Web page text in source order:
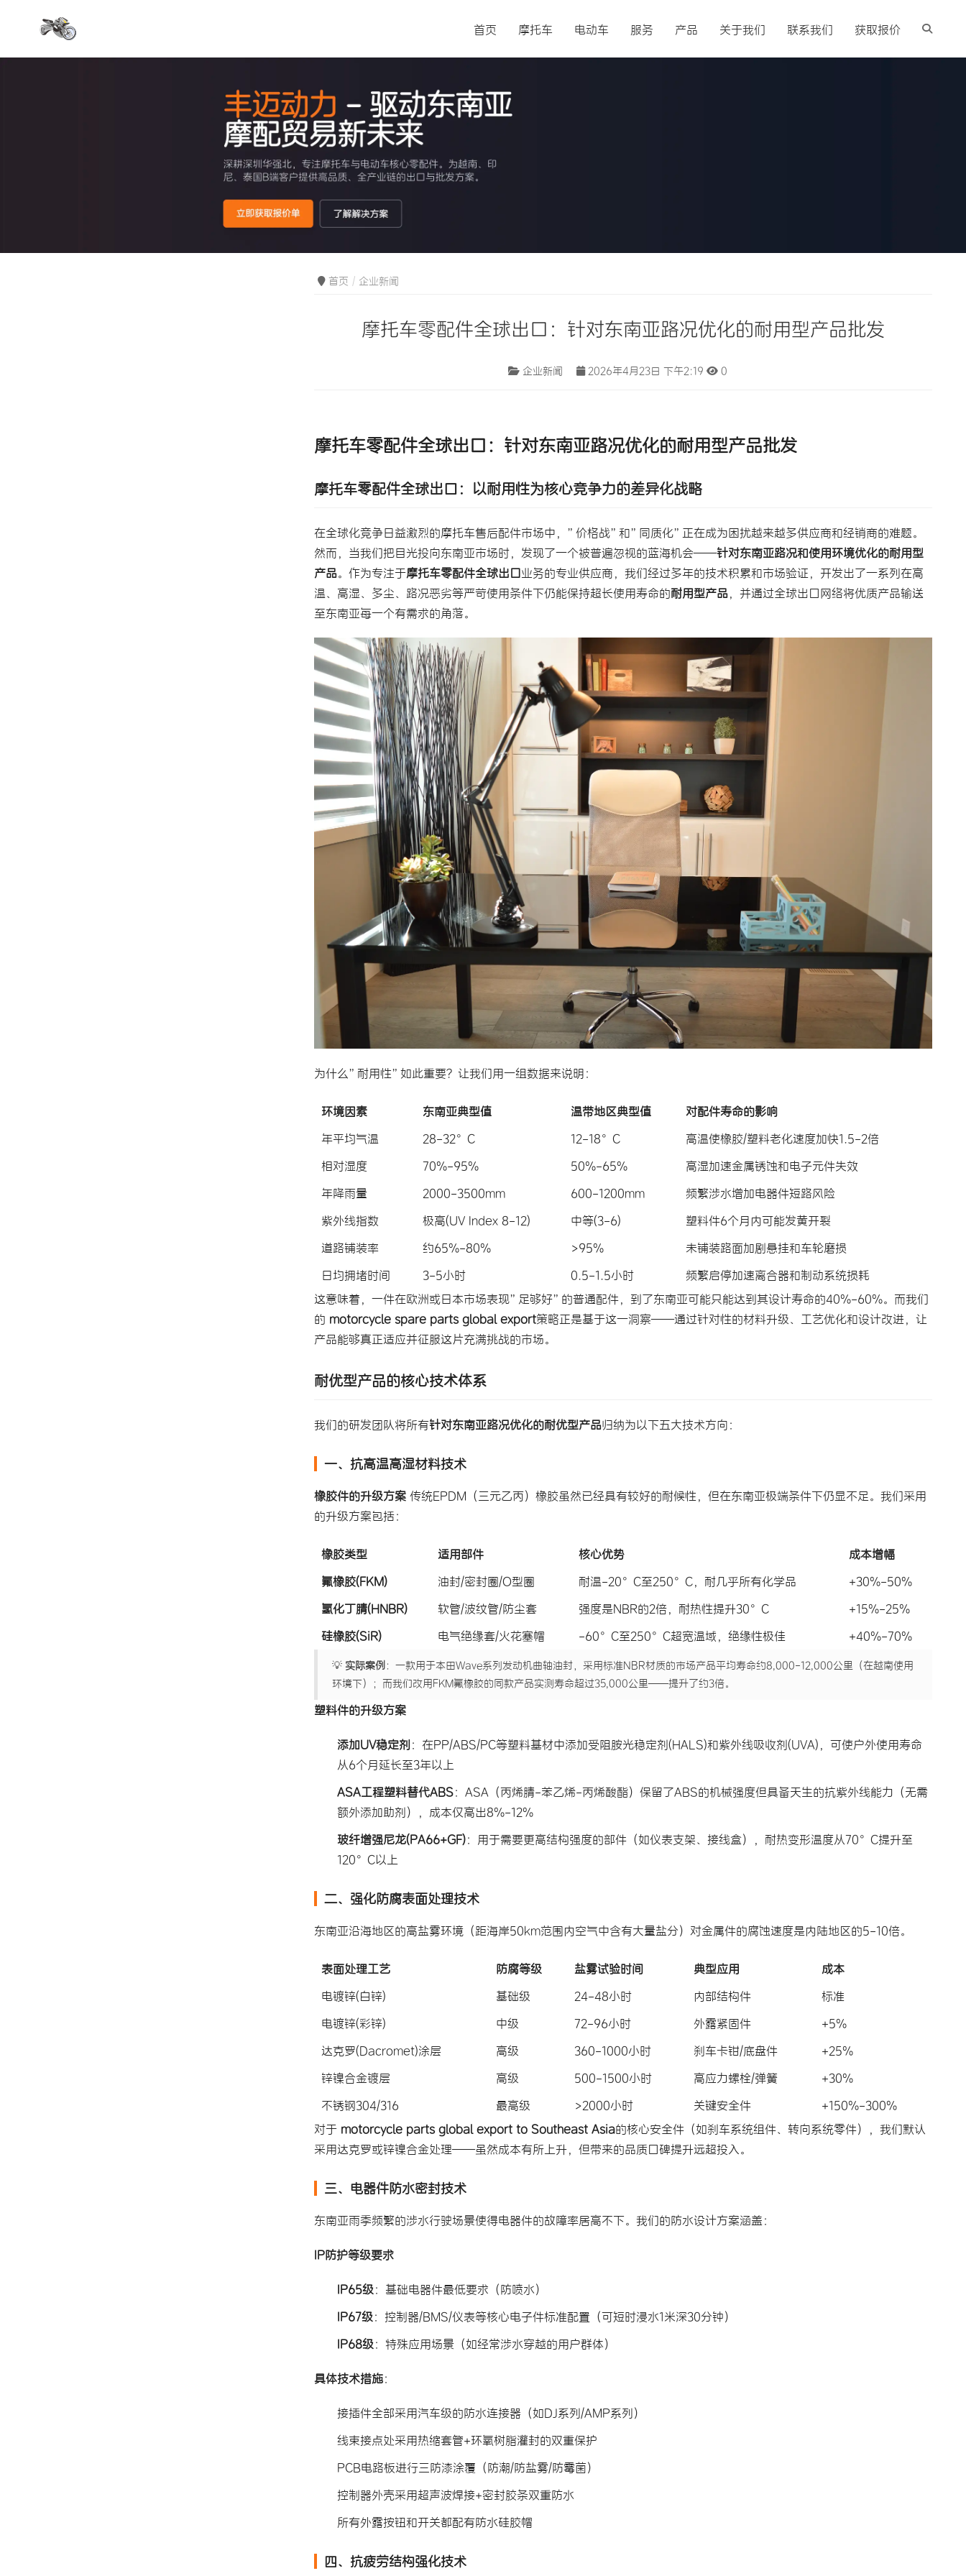
首页 摩托车 电动车 服务 产品 关于我们 联系我们 获取报价
首页 企业新闻
摩托车零配件全球出口：针对东南亚路况优化的耐用型产品批发
企业新闻 2026年4月23日 下午2:19 0
摩托车零配件全球出口：针对东南亚路况优化的耐用型产品批发
摩托车零配件全球出口：以耐用性为核心竞争力的差异化战略
在全球化竞争日益激烈的摩托车售后配件市场中，”价格战”和”同质化”正在成为困扰越来越多供应商和经销商的难题。
然而，当我们把目光投向东南亚市场时，发现了一个被普遍忽视的蓝海机会——针对东南亚路况和使用环境优化的耐用型
产品。作为专注于摩托车零配件全球出口业务的专业供应商，我们经过多年的技术积累和市场验证，开发出了一系列在高
温、高湿、多尘、路况恶劣等严苛使用条件下仍能保持超长使用寿命的耐用型产品，并通过全球出口网络将优质产品输送
至东南亚每一个有需求的角落。
为什么”耐用性”如此重要？让我们用一组数据来说明：
环境因素 东南亚典型值 温带地区典型值
对配件寿命的影响
年平均气温
28-32°C 12-18°C
高温使橡胶/塑料老化速度加快1.5-2倍
相对湿度
70%-95% 50%-65%
高湿加速金属锈蚀和电子元件失效
年降雨量
2000-3500mm 600-1200mm
频繁涉水增加电器件短路风险
紫外线指数
极高(UV Index 8-12) 中等(3-6)
塑料件6个月内可能发黄开裂
道路铺装率
约65%-80% >95%
未铺装路面加剧悬挂和车轮磨损
日均拥堵时间
3-5小时 0.5-1.5小时
频繁启停加速离合器和制动系统损耗
这意味着，一件在欧洲或日本市场表现”足够好”的普通配件，到了东南亚可能只能达到其设计寿命的40%-60%。而我们
的 motorcycle spare parts global export策略正是基于这一洞察——通过针对性的材料升级、工艺优化和设计改进，让
产品能够真正适应并征服这片充满挑战的市场。
耐优型产品的核心技术体系
我们的研发团队将所有针对东南亚路况优化的耐优型产品归纳为以下五大技术方向：
一、抗高温高湿材料技术
橡胶件的升级方案 传统EPDM（三元乙丙）橡胶虽然已经具有较好的耐候性，但在东南亚极端条件下仍显不足。我们采用
的升级方案包括：
橡胶类型 适用部件 核心优势
成本增幅
氟橡胶(FKM)
油封/密封圈/O型圈 耐温-20°C至250°C，耐几乎所有化学品
+30%-50%
氢化丁腈(HNBR)
软管/波纹管/防尘套 强度是NBR的2倍，耐热性提升30°C
+15%-25%
硅橡胶(SiR)
电气绝缘套/火花塞帽 -60°C至250°C超宽温域，绝缘性极佳 +40%-70%
💡 实际案例：一款用于本田Wave系列发动机曲轴油封，采用标准NBR材质的市场产品平均寿命约8,000-12,000公里（在越南使用
环境下）；而我们改用FKM氟橡胶的同款产品实测寿命超过35,000公里——提升了约3倍。
塑料件的升级方案
添加UV稳定剂 ：在PP/ABS/PC等塑料基材中添加受阻胺光稳定剂(HALS)和紫外线吸收剂(UVA)，可使户外使用寿命
从6个月延长至3年以上
ASA工程塑料替代ABS：ASA（丙烯腈-苯乙烯-丙烯酸酯）保留了ABS的机械强度但具备天生的抗紫外线能力（无需
额外添加助剂），成本仅高出8%-12%
玻纤增强尼龙(PA66+GF)：用于需要更高结构强度的部件（如仪表支架、接线盒），耐热变形温度从70°C提升至
120°C以上
二、强化防腐表面处理技术
东南亚沿海地区的高盐雾环境（距海岸50km范围内空气中含有大量盐分）对金属件的腐蚀速度是内陆地区的5-10倍。
表面处理工艺 防腐等级 盐雾试验时间 典型应用
成本
电镀锌(白锌)
基础级 24-48小时 内部结构件
标准
电镀锌(彩锌)
中级 72-96小时 外露紧固件
+5%
达克罗(Dacromet)涂层
高级 360-1000小时 刹车卡钳/底盘件
+25%
锌镍合金镀层
高级 500-1500小时 高应力螺栓/弹簧
+30%
不锈钢304/316
最高级 >2000小时 关键安全件
+150%-300%
对于 motorcycle parts global export to Southeast Asia的核心安全件（如刹车系统组件、转向系统零件），我们默认
采用达克罗或锌镍合金处理——虽然成本有所上升，但带来的品质口碑提升远超投入。
三、电器件防水密封技术
东南亚雨季频繁的涉水行驶场景使得电器件的故障率居高不下。我们的防水设计方案涵盖：
IP防护等级要求
IP65级：基础电器件最低要求（防喷水）
IP67级：控制器/BMS/仪表等核心电子件标准配置（可短时浸水1米深30分钟）
IP68级：特殊应用场景（如经常涉水穿越的用户群体）
具体技术措施：
接插件全部采用汽车级的防水连接器（如DJ系列/AMP系列）
线束接点处采用热缩套管+环氧树脂灌封的双重保护
PCB电路板进行三防漆涂覆（防潮/防盐雾/防霉菌）
控制器外壳采用超声波焊接+密封胶条双重防水
所有外露按钮和开关都配有防水硅胶帽
四、抗疲劳结构强化技术